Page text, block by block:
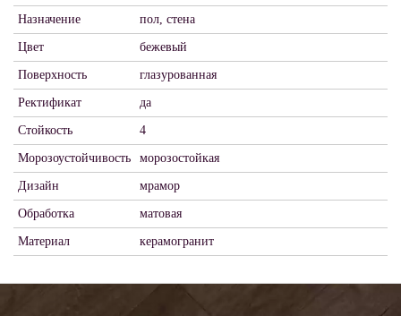
Назначение пол, стена
Цвет бежевый
Поверхность глазурованная
Ректификат да
Стойкость 4
Морозоустойчивость морозостойкая
Дизайн мрамор
Обработка матовая
Материал керамогранит